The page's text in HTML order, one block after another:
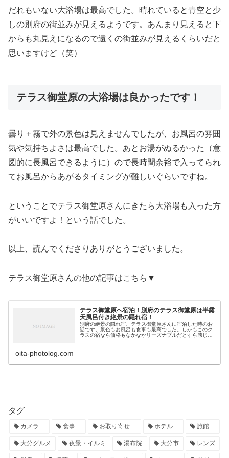
だれもいない大浴場は最高でした。晴れていると青空と少
しの別府の街並みが見えるようです。あんまり見えると下
からも丸見えになるので遠くの街並みが見えるくらいだと
思いますけど（笑）
テラス御堂原の大浴場は良かったです！
曇り＋霧で外の景色は見えませんでしたが、お風呂の雰囲
気や気持ちよさは最高でした。あとお湯がぬるかった（意
図的に長風呂できるように）ので長時間余裕で入ってられ
てお風呂からあがるタイミングが難しいぐらいですね。
ということでテラス御堂原さんにきたら大浴場も入った方
がいいですよ！という話でした。
以上、読んでくださりありがとうございました。
テラス御堂原さんの他の記事はこちら▼
テラス御堂原へ宿泊！別府のテラス御堂原は半露
天風呂付き絶景の隠れ宿！
別府の絶景の隠れ宿、テラス御堂原さんに宿泊した時のお
話です。景色もお風呂も食事も最高でした。しかもこのク
ラスの宿なら価格もなかなかリーズナブルだとすら感じま
oita-photolog.com
タグ
カメラ 食事 お取り寄せ ホテル 旅館
大分グルメ 夜景・イルミ 湯布院 大分市 レンズ